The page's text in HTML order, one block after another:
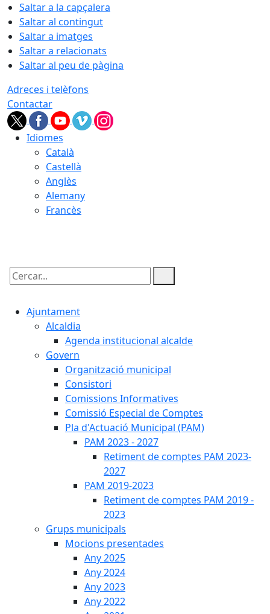
Saltar a la capçalera
Saltar al contingut
Saltar a imatges
Saltar a relacionats
Saltar al peu de pàgina
Adreces i telèfons
Contactar
Idiomes
Català
Castellà
Anglès
Alemany
Francès
Cercar:
Ajuntament
Alcaldia
Agenda institucional alcalde
Govern
Organització municipal
Consistori
Comissions Informatives
Comissió Especial de Comptes
Pla d'Actuació Municipal (PAM)
PAM 2023 - 2027
Retiment de comptes PAM 2023-
2027
PAM 2019-2023
Retiment de comptes PAM 2019 -
2023
Grups municipals
Mocions presentades
Any 2025
Any 2024
Any 2023
Any 2022